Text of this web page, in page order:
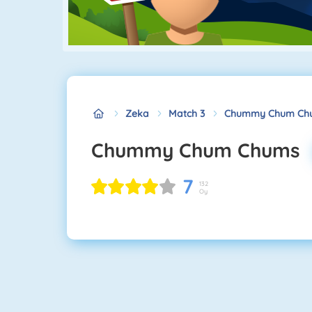
Zeka Match 3 Chummy Chum
Chummy Chum Chums
7
132
Oy